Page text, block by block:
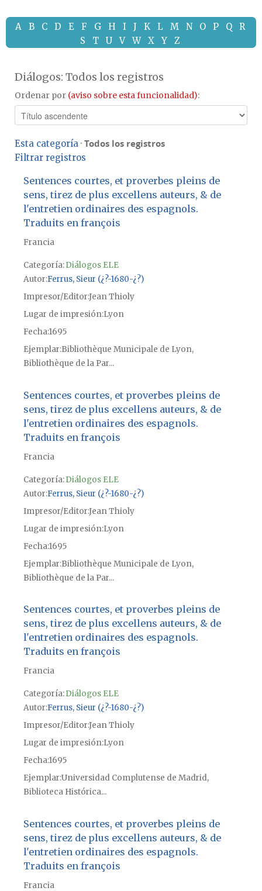
A B C D E F G H I J K L M N O P Q
R
S
T U V W X Y Z
Diálogos: Todos los registros
Ordenar por (aviso sobre esta funcionalidad):
Esta categoría · Todos los registros
Filtrar registros
Sentences courtes, et proverbes pleins de
sens, tirez de plus excellens auteurs, & de
l'entretien ordinaires des espagnols.
Traduits en françois
Francia
Categoría:Diálogos ELE
Autor Ferrus, Sieur (¿?-1680-¿?)
Impresor/EditorJean Thioly
Lugar de impresiónLyon
Fecha1695
Ejemplar Bibliothèque Municipale de Lyon,
Bibliothèque de la Par...
Sentences courtes, et proverbes pleins de
sens, tirez de plus excellens auteurs, & de
l'entretien ordinaires des espagnols.
Traduits en françois
Francia
Categoría:Diálogos ELE
Autor Ferrus, Sieur (¿?-1680-¿?)
Impresor/EditorJean Thioly
Lugar de impresiónLyon
Fecha1695
Ejemplar Bibliothèque Municipale de Lyon,
Bibliothèque de la Par...
Sentences courtes, et proverbes pleins de
sens, tirez de plus excellens auteurs, & de
l'entretien ordinaires des espagnols.
Traduits en françois
Francia
Categoría:Diálogos ELE
Autor Ferrus, Sieur (¿?-1680-¿?)
Impresor/EditorJean Thioly
Lugar de impresiónLyon
Fecha1695
Ejemplar Universidad Complutense de Madrid,
Biblioteca Histórica...
Sentences courtes, et proverbes pleins de
sens, tirez de plus excellens auteurs, & de
l'entretien ordinaires des espagnols.
Traduits en françois
Francia